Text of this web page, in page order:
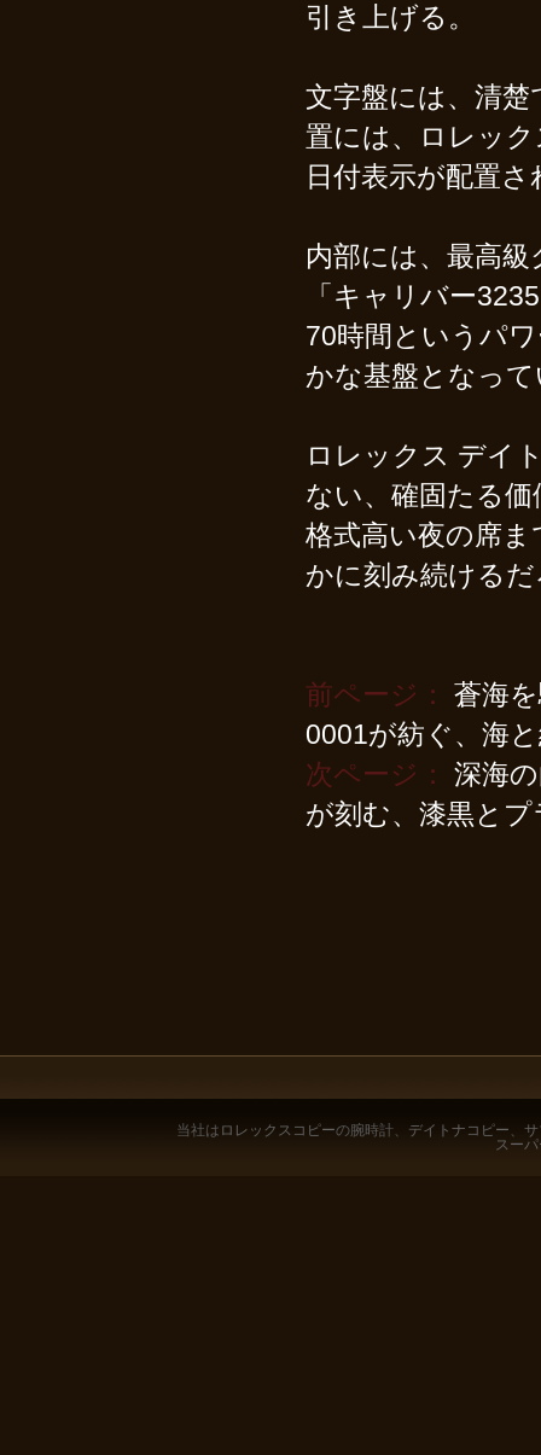
引き上げる。
文字盤には、清
置には、ロレッ
日付表示が配置
内部には、最高
「キャリバー
70時間というパ
かな基盤となっ
ロレックス デイ
ない、確固たる
格式高い夜の席
かに刻み続ける
前ページ：
蒼海
0001が紡ぐ、海
次ページ：
深海
が刻む、漆黒と
当社は ロレックスコピーの腕時計、 デイトナコピー、
スー